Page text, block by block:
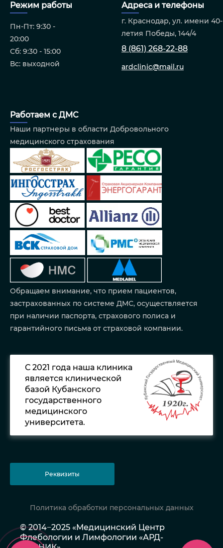
Режим работы
Пн-Пт: 9:30 -
20:00
Сб: 9:30 - 15:00
Вс: выходной
Адреса и телефоны
г. Краснодар, ул. имени 40-
летия Победы, 144/4
8 (861) 268-22-88
ardclinic@mail.ru
Работаем с ДМС
Наши партнеры в области Добровольного
медицинского страхования
Обращаем внимание, что прием пациентов,
застрахованных по системе ДМС, осуществляется
при наличии паспорта, страхового полиса и
гарантийного письма от страховой компании.
С 2021 года наша клиника
является клинической
базой Кубанского
государственного
медицинского
университета.
Реквизиты
Политика обработки персональных данных
© 2014−2025 «Медицинский Центр
Флебологии и Лимфологии «АРД-